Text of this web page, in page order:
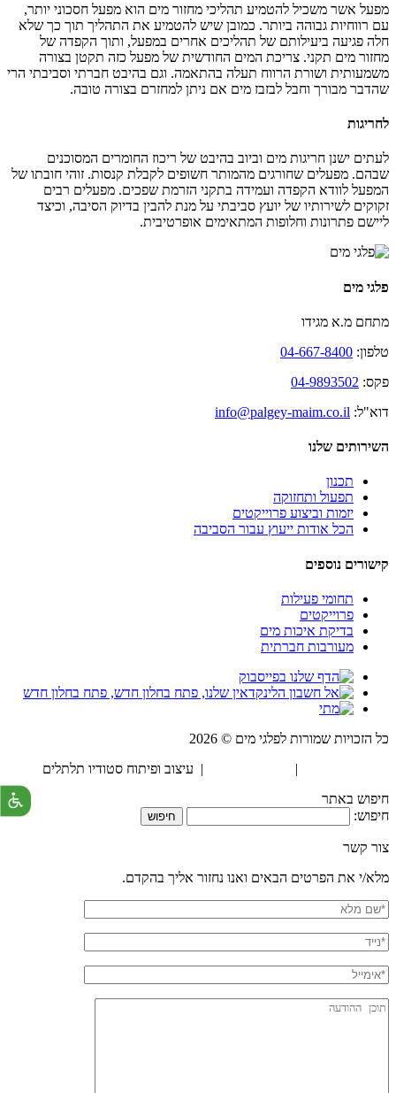
מפעל אשר משכיל להטמיע תהליכי מחזור מים הוא מפעל חסכוני יותר,
עם רווחיות גבוהה ביותר. כמובן שיש להטמיע את התהליך תוך כך שלא
חלה פגיעה ביעילותם של תהליכים אחרים במפעל, ותוך הקפדה של
מחזור מים תקני. צריכת המים החודשית של מפעל כזה תקטן בצורה
משמעותית ושורת הרווח תעלה בהתאמה. וגם בהיבט חברתי וסביבתי הרי
שהדבר מבורך וחבל לבזבז מים אם ניתן למחזרם בצורה טובה.
לחריגות
לעתים ישנן חריגות מים וביוב בהיבט של ריכוז החומרים המסוכנים
שבהם. מפעלים שחורגים מהמותר חשופים לקבלת קנסות. זוהי חובתו של
המפעל לוודא הקפדה ועמידה בתקני הזרמת שפכים. מפעלים רבים
זקוקים לשירותיו של יועץ סביבתי על מנת להבין בדיוק הסיבה, וכיצד
ליישם פתרונות וחלופות המתאימים אופרטיבית.
פלגי מים
מתחם מ.א מגידו
טלפון: 04-667-8400
פקס: 04-9893502
דוא"ל: info@palgey-maim.co.il
השירותים שלנו
תכנון
תפעול ותחזוקה
יזמות וביצוע פרוייקטים
הכל אודות ייעוץ עבור הסביבה
קישורים נוספים
תחומי פעילות
פרוייקטים
בדיקת איכות מים
מעורבות חברתית
כל הזכויות שמורות לפלגי מים © 2026
|
| עיצוב ופיתוח סטודיו תלתלים
חיפוש באתר
חיפוש:
צור קשר
מלא/י את הפרטים הבאים ואנו נחזור אליך בהקדם.